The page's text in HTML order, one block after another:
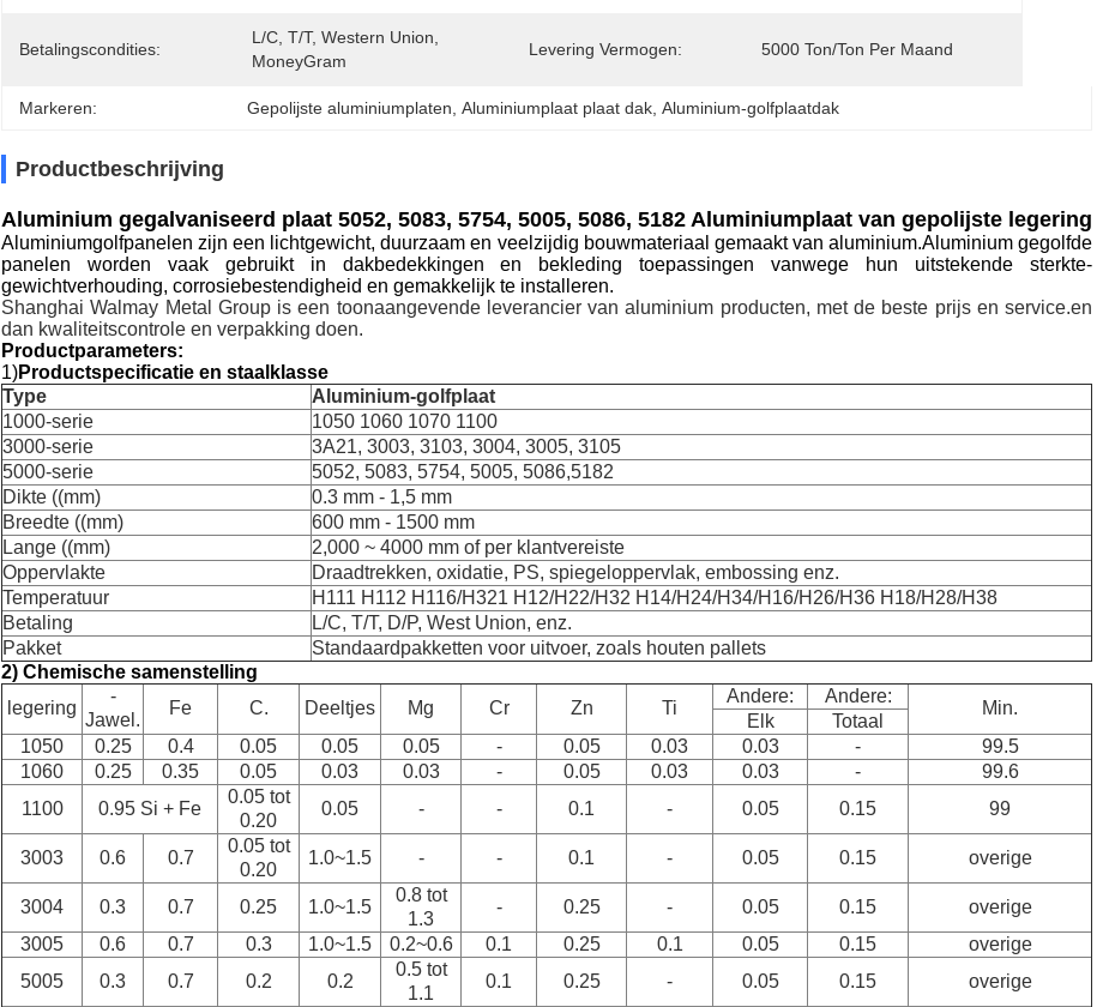
Betalingscondities:
L/C, T/T, Western Union,
MoneyGram
Levering Vermogen: 5000 Ton/ton Per Maand
Markeren: Gepolijste aluminiumplaten , Aluminiumplaat plaat dak , Aluminium-golfplaatdak
Productbeschrijving
Aluminium gegalvaniseerd plaat 5052, 5083, 5754, 5005, 5086, 5182 Aluminiumplaat van gepolijste legering
Aluminiumgolfpanelen zijn een lichtgewicht, duurzaam en veelzijdig bouwmateriaal gemaakt van aluminium.Aluminium gegolfde
panelen worden vaak gebruikt in dakbedekkingen en bekleding toepassingen vanwege hun uitstekende sterkte-
gewichtverhouding, corrosiebestendigheid en gemakkelijk te installeren.
Shanghai Walmay Metal Group is een toonaangevende leverancier van aluminium producten, met de beste prijs en service.en
dan kwaliteitscontrole en verpakking doen.
Productparameters:
1)Productspecificatie en staalklasse
Type
Aluminium-golfplaat
1000-serie
1050 1060 1070 1100
3000-serie
3A21, 3003, 3103, 3004, 3005, 3105
5000-serie
5052, 5083, 5754, 5005, 5086,5182
Dikte ((mm)
0.3 mm - 1,5 mm
Breedte ((mm)
600 mm - 1500 mm
Lange ((mm)
2,000 ~ 4000 mm of per klantvereiste
Oppervlakte
Draadtrekken, oxidatie, PS, spiegeloppervlak, embossing enz.
Temperatuur
H111 H112 H116/H321 H12/H22/H32 H14/H24/H34/H16/H26/H36 H18/H28/H38
Betaling
L/C, T/T, D/P, West Union, enz.
Pakket
Standaardpakketten voor uitvoer, zoals houten pallets
2) Chemische samenstelling
legering
-
Jawel.
Fe C. Deeltjes Mg Cr Zn Ti
Andere: Andere:
Min.
Elk
Totaal
1050
0.25 0.4 0.05 0.05 0.05 - 0.05 0.03 0.03 -
99.5
1060
0.25 0.35 0.05 0.03 0.03 - 0.05 0.03 0.03 -
99.6
1100
0.95 Si + Fe
0.05 tot
0.20
0.05 - - 0.1 - 0.05 0.15 99
3003 0.6 0.7
0.05 tot
0.20
1.0~1.5 - - 0.1 - 0.05 0.15 overige
3004 0.3 0.7 0.25 1.0~1.5
0.8 tot
1.3
- 0.25 - 0.05 0.15
overige
3005
0.6 0.7 0.3 1.0~1.5 0.2~0.6 0.1 0.25 0.1 0.05 0.15
overige
5005
0.3 0.7 0.2 0.2
0.5 tot
1.1
0.1 0.25 - 0.05 0.15 overige